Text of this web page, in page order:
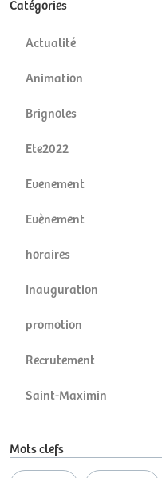
Catégories
Actualité
Animation
Brignoles
Ete2022
Evenement
Evènement
horaires
Inauguration
promotion
Recrutement
Saint-Maximin
Mots clefs